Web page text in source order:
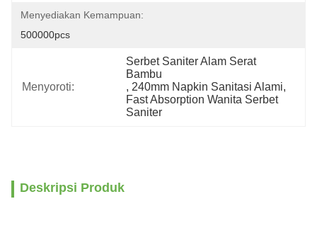
Menyediakan Kemampuan:
500000pcs
Menyoroti:
Serbet Saniter Alam Serat
Bambu
, 240mm Napkin Sanitasi Alami,
Fast Absorption Wanita Serbet
Saniter
Deskripsi Produk